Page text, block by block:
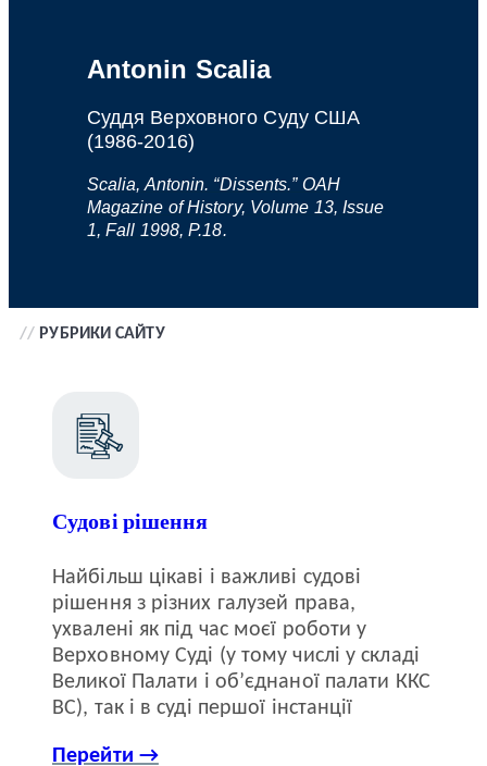
Antonin Scalia
Суддя Верховного Суду США
(1986-2016)
Scalia, Antonin. “Dissents.” OAH
Magazine of History, Volume 13, Issue
1, Fall 1998, P.18.
// РУБРИКИ САЙТУ
Судові рішення
Найбільш цікаві і важливі судові
рішення з різних галузей права,
ухвалені як під час моєї роботи у
Верховному Суді (у тому числі у складі
Великої Палати і об’єднаної палати ККС
ВС), так і в суді першої інстанції
Перейти →